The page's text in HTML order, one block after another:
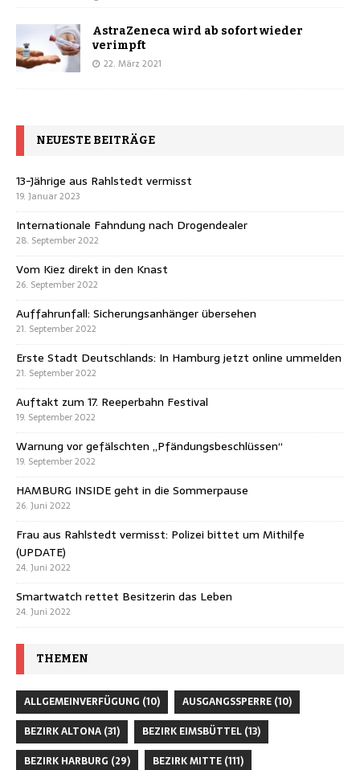
AstraZeneca wird ab sofort wieder
verimpft
22. März 2021
NEUESTE BEITRÄGE
13-Jährige aus Rahlstedt vermisst
19. Januar 2023
Internationale Fahndung nach Drogendealer
28. September 2022
Vom Kiez direkt in den Knast
26. September 2022
Auffahrunfall: Sicherungsanhänger übersehen
21. September 2022
Erste Stadt Deutschlands: In Hamburg jetzt online ummelden
21. September 2022
Auftakt zum 17. Reeperbahn Festival
19. September 2022
Warnung vor gefälschten „Pfändungsbeschlüssen“
19. September 2022
HAMBURG INSIDE geht in die Sommerpause
26. Juni 2022
Frau aus Rahlstedt vermisst: Polizei bittet um Mithilfe
(UPDATE)
24. Juni 2022
Smartwatch rettet Besitzerin das Leben
24. Juni 2022
THEMEN
ALLGEMEINVERFÜGUNG (10) AUSGANGSSPERRE (10)
BEZIRK ALTONA (31) BEZIRK EIMSBÜTTEL (13)
BEZIRK HARBURG (29) BEZIRK MITTE (111)